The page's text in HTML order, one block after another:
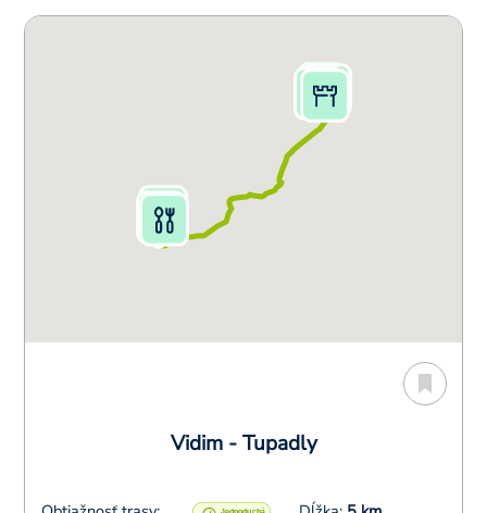
Vidim - Tupadly